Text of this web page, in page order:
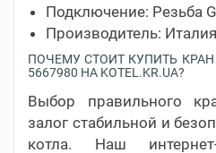
Подключение: Резьба
Производитель:
ПОЧЕМУ СТОИТ КУПИТЬ КРАН
5667980 НА KOTEL.KR.UA?
Выбор правильного
залог стабильной и
котла. Наш